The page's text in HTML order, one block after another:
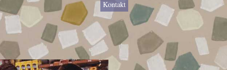
Kontakt